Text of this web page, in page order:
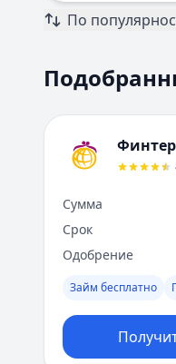
По
Сумма
Срок
Одобрение
Займ бесплатно